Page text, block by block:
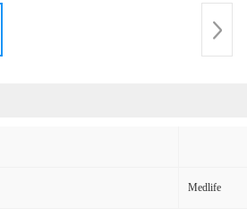
Medlife